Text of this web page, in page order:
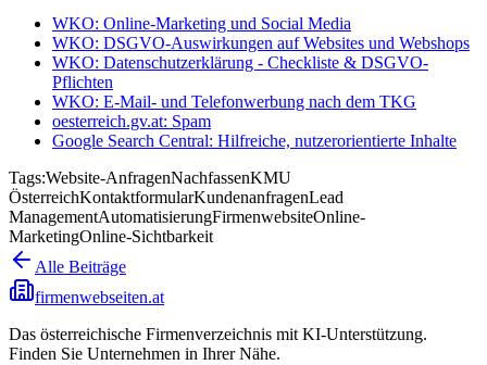
WKO: Online-Marketing und Social Media
WKO: DSGVO-Auswirkungen auf Websites und Webshops
WKO: Datenschutzerklärung - Checkliste & DSGVO-
Pflichten
WKO: E-Mail- und Telefonwerbung nach dem TKG
oesterreich.gv.at: Spam
Google Search Central: Hilfreiche, nutzerorientierte Inhalte
Tags:Website-AnfragenNachfassenKMU
ÖsterreichKontaktformularKundenanfragenLead
ManagementAutomatisierungFirmenwebsiteOnline-
MarketingOnline-Sichtbarkeit
Alle Beiträge
firmenwebseiten.at
Das österreichische Firmenverzeichnis mit KI-Unterstützung.
Finden Sie Unternehmen in Ihrer Nähe.